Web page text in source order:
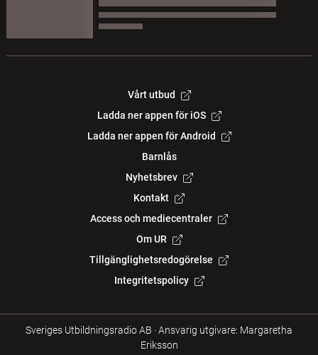
Vårt utbud
Ladda ner appen för iOS
Ladda ner appen för Android
Barnlås
Nyhetsbrev
Kontakt
Access och mediecentraler
Om UR
Tillgänglighetsredogörelse
Integritetspolicy
Sveriges Utbildningsradio AB ·Ansvarig utgivare: Margaretha
Eriksson